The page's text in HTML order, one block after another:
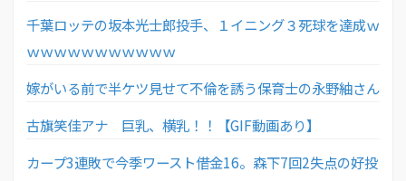
千葉ロッテの坂本光士郎投手、１イニング３死球を達成ｗ
ｗｗｗｗｗｗｗｗｗｗｗ
嫁がいる前で半ケツ見せて不倫を誘う保育士の永野紬さん
古旗笑佳アナ 巨乳、横乳！！【GIF動画あり】
カープ3連敗で今季ワースト借金16。森下7回2失点の好投